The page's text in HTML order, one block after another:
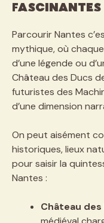
fascinantes
Parcourir Nantes
mythique, où
d’une légende ou
Château des Ducs
futuristes des
d’une dimension
On peut aisément
historiques, lieux
pour saisir la
Nantes :
Château